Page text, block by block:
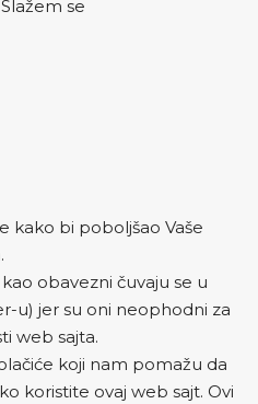
Slažem se
kako bi poboljšao Vaše
obavezni čuvaju se u
u) jer su oni neophodni za
web sajta.
koji nam pomažu da
koristite ovaj web sajt. Ovi